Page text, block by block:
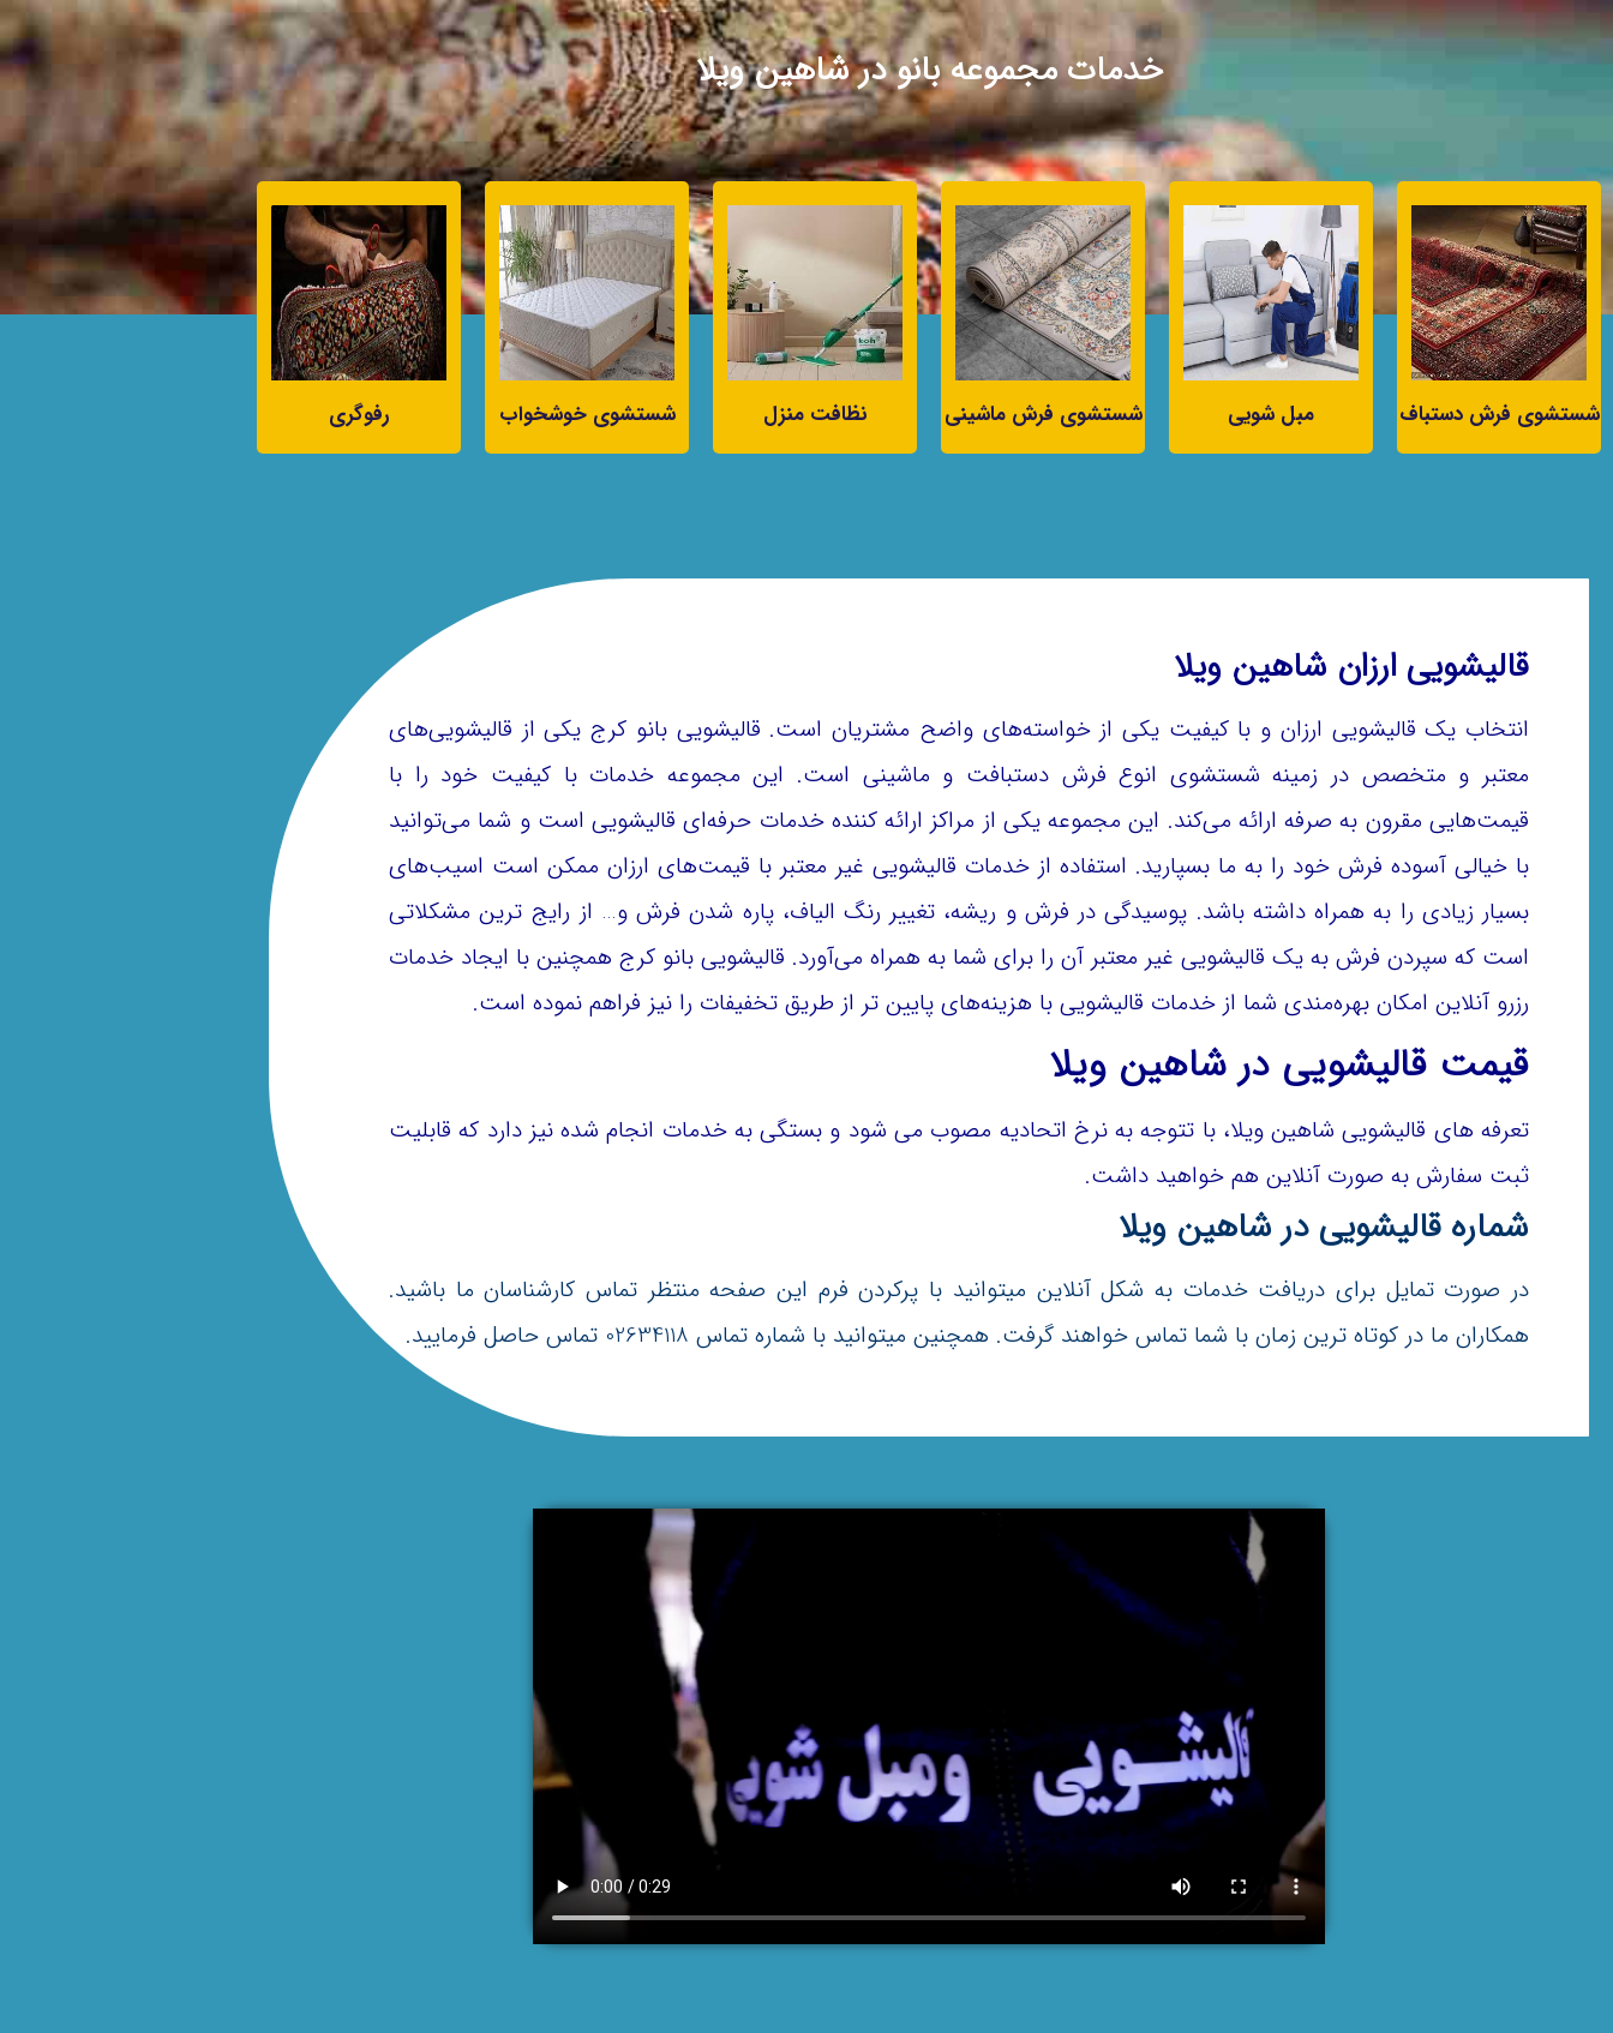
خدمات مجموعه بانو در شاهین ویلا
شستشوی فرش دستباف مبل شویی شستشوی فرش ماشینی نظافت منزل شستشوی خوشخواب رفوگری
قالیشویی ارزان شاهین ویلا
انتخاب یک قالیشویی ارزان و با کیفیت یکی از خواسته‌های واضح مشتریان است. قالیشویی بانو کرج یکی از قالیشویی‌های
معتبر و متخصص در زمینه شستشوی انوع فرش دستبافت و ماشینی است. این مجموعه خدمات با کیفیت خود را با
قیمت‌هایی مقرون به صرفه ارائه می‌کند. این مجموعه یکی از مراکز ارائه کننده خدمات حرفه‌ای قالیشویی است و شما می‌توانید
با خیالی آسوده فرش خود را به ما بسپارید. استفاده از خدمات قالیشویی غیر معتبر با قیمت‌های ارزان ممکن است اسیب‌های
بسیار زیادی را به همراه داشته باشد. پوسیدگی در فرش و ریشه، تغییر رنگ الیاف، پاره شدن فرش و… از رایج ترین مشکلاتی
است که سپردن فرش به یک قالیشویی غیر معتبر آن را برای شما به همراه می‌آورد. قالیشویی بانو کرج همچنین با ایجاد خدمات
رزرو آنلاین امکان بهره‌مندی شما از خدمات قالیشویی با هزینه‌های پایین تر از طریق تخفیفات را نیز فراهم نموده است.
قیمت قالیشویی در شاهین ویلا
تعرفه های قالیشویی شاهین ویلا، با تتوجه به نرخ اتحادیه مصوب می شود و بستگی به خدمات انجام شده نیز دارد که قابلیت
ثبت سفارش به صورت آنلاین هم خواهید داشت.
شماره قالیشویی در شاهین ویلا
در صورت تمایل برای دریافت خدمات به شکل آنلاین میتوانید با پرکردن فرم این صفحه منتظر تماس کارشناسان ما باشید.
همکاران ما در کوتاه ترین زمان با شما تماس خواهند گرفت. همچنین میتوانید با شماره تماس 02634118 تماس حاصل فرمایید.